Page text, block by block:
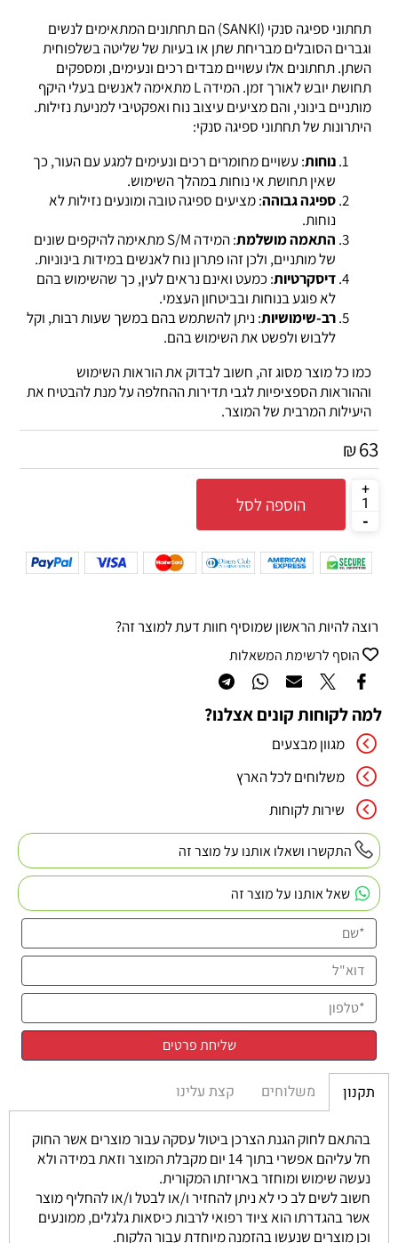
תחתוני ספיגה סנקי (SANKI) הם תחתונים המתאימים לנשים
וגברים הסובלים מבריחת שתן או בעיות של שליטה בשלפוחית
השתן. תחתונים אלו עשויים מבדים רכים ונעימים, ומספקים
תחושת יובש לאורך זמן. המידה L מתאימה לאנשים בעלי היקף
מותניים בינוני, והם מציעים עיצוב נוח ואפקטיבי למניעת נזילות.
היתרונות של תחתוני ספיגה סנקי:
נוחות: עשויים מחומרים רכים ונעימים למגע עם העור, כך
שאין תחושת אי נוחות במהלך השימוש.
ספיגה גבוהה: מציעים ספיגה טובה ומונעים נזילות לא
נוחות.
התאמה מושלמת
: המידה S/M מתאימה להיקפים שונים
של מותניים, ולכן זהו פתרון נוח לאנשים במידות בינוניות.
דיסקרטיות: כמעט ואינם נראים לעין, כך שהשימוש בהם
לא פוגע בנוחות ובביטחון העצמי.
רב-שימושיות: ניתן להשתמש בהם במשך שעות רבות, וקל
ללבוש ולפשט את השימוש בהם.
כמו כל מוצר מסוג זה, חשוב לבדוק את הוראות השימוש
וההוראות הספציפיות לגבי תדירות ההחלפה על מנת להבטיח את
היעילות המרבית של המוצר.
₪63
הוספה לסל
רוצה להיות הראשון שמוסיף חוות דעת למוצר זה?
הוסף לרשימת המשאלות
למה לקוחות קונים אצלנו?
מגוון מבצעים
משלוחים לכל הארץ
שירות לקוחות
התקשרו ושאלו אותנו על מוצר זה
שאל אותנו על מוצר זה
תקנון משלוחים קצת עלינו
בהתאם לחוק הגנת הצרכן ביטול עסקה עבור מוצרים אשר החוק
חל עליהם אפשרי בתוך 14 יום מקבלת המוצר וזאת במידה ולא
נעשה שימוש ומוחזר באריזתו המקורית.
חשוב לשים לב כי לא ניתן להחזיר ו/או לבטל ו/או להחליף מוצר
אשר בהגדרתו הוא ציוד רפואי לרבות כיסאות גלגלים, ממונעים
וכן מוצרים שנעשו בהזמנה מיוחדת עבור הלקוח.